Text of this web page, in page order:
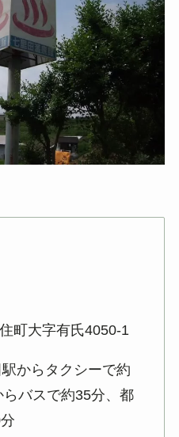
町大字有氏4050‐1
からタクシーで約
バスで約35分、都